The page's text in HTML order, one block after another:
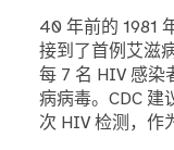
40 年前的 1981
接到了首例艾滋
每 7 名 HIV 感染
病病毒。CDC 建
次 HIV 检测，作